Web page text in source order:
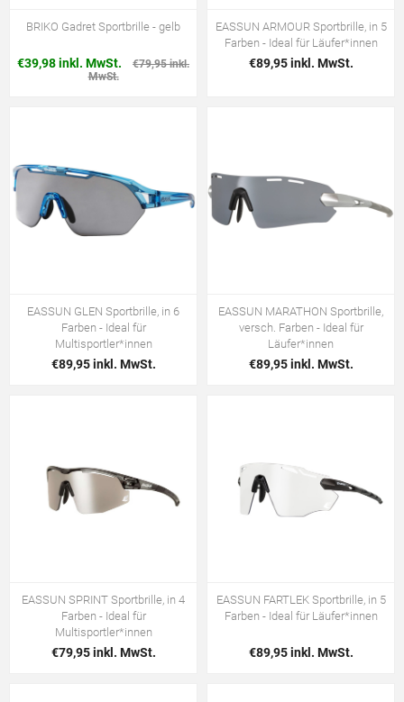
BRIKO Gadret Sportbrille - gelb
€39,98 inkl. MwSt.
€79,95 inkl.
MwSt.
EASSUN ARMOUR Sportbrille, in 5
Farben - Ideal für Läufer*innen
€89,95 inkl. MwSt.
EASSUN GLEN Sportbrille, in 6
Farben - Ideal für
Multisportler*innen
€89,95 inkl. MwSt.
EASSUN MARATHON Sportbrille,
versch. Farben - Ideal für
Läufer*innen
€89,95 inkl. MwSt.
EASSUN SPRINT Sportbrille, in 4
Farben - Ideal für
Multisportler*innen
€79,95 inkl. MwSt.
EASSUN FARTLEK Sportbrille, in 5
Farben - Ideal für Läufer*innen
€89,95 inkl. MwSt.